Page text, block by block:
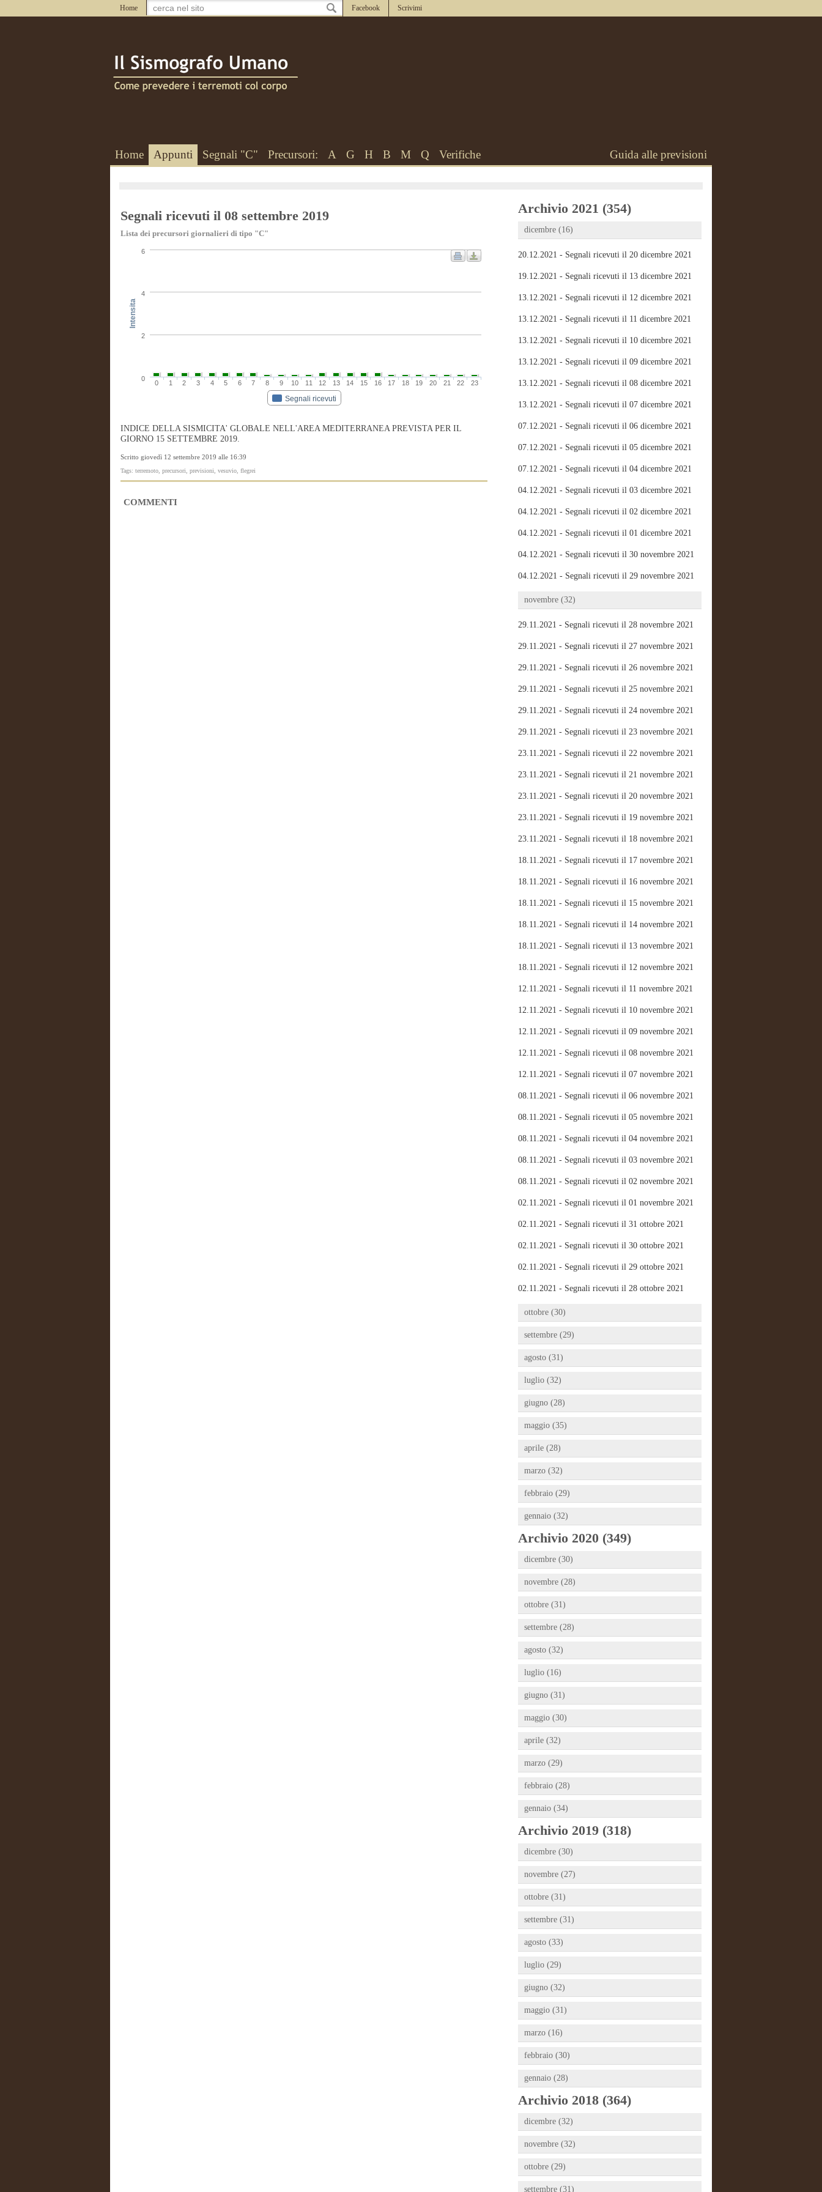
Home Facebook Scrivimi
Home Appunti Segnali "C" Precursori: A G H B M Q Verifiche Guida alle previsioni
Segnali ricevuti il 08 settembre 2019
Lista dei precursori giornalieri di tipo "C"
Intensita
Segnali ricevuti
0 1 2 3 4 5 6 7 8 9 10 11 12 13 14 15 16 17 18 19 20 21 22 23
0
2
4
6
INDICE DELLA SISMICITA' GLOBALE NELL'AREA MEDITERRANEA PREVISTA PER IL
GIORNO 15 SETTEMBRE 2019.
Scritto giovedì 12 settembre 2019 alle 16:39
Tags: terremoto, precursori, previsioni, vesuvio, flegrei
COMMENTI
Archivio 2021 (354)
dicembre (16)
20.12.2021 - Segnali ricevuti il 20 dicembre 2021
19.12.2021 - Segnali ricevuti il 13 dicembre 2021
13.12.2021 - Segnali ricevuti il 12 dicembre 2021
13.12.2021 - Segnali ricevuti il 11 dicembre 2021
13.12.2021 - Segnali ricevuti il 10 dicembre 2021
13.12.2021 - Segnali ricevuti il 09 dicembre 2021
13.12.2021 - Segnali ricevuti il 08 dicembre 2021
13.12.2021 - Segnali ricevuti il 07 dicembre 2021
07.12.2021 - Segnali ricevuti il 06 dicembre 2021
07.12.2021 - Segnali ricevuti il 05 dicembre 2021
07.12.2021 - Segnali ricevuti il 04 dicembre 2021
04.12.2021 - Segnali ricevuti il 03 dicembre 2021
04.12.2021 - Segnali ricevuti il 02 dicembre 2021
04.12.2021 - Segnali ricevuti il 01 dicembre 2021
04.12.2021 - Segnali ricevuti il 30 novembre 2021
04.12.2021 - Segnali ricevuti il 29 novembre 2021
novembre (32)
29.11.2021 - Segnali ricevuti il 28 novembre 2021
29.11.2021 - Segnali ricevuti il 27 novembre 2021
29.11.2021 - Segnali ricevuti il 26 novembre 2021
29.11.2021 - Segnali ricevuti il 25 novembre 2021
29.11.2021 - Segnali ricevuti il 24 novembre 2021
29.11.2021 - Segnali ricevuti il 23 novembre 2021
23.11.2021 - Segnali ricevuti il 22 novembre 2021
23.11.2021 - Segnali ricevuti il 21 novembre 2021
23.11.2021 - Segnali ricevuti il 20 novembre 2021
23.11.2021 - Segnali ricevuti il 19 novembre 2021
23.11.2021 - Segnali ricevuti il 18 novembre 2021
18.11.2021 - Segnali ricevuti il 17 novembre 2021
18.11.2021 - Segnali ricevuti il 16 novembre 2021
18.11.2021 - Segnali ricevuti il 15 novembre 2021
18.11.2021 - Segnali ricevuti il 14 novembre 2021
18.11.2021 - Segnali ricevuti il 13 novembre 2021
18.11.2021 - Segnali ricevuti il 12 novembre 2021
12.11.2021 - Segnali ricevuti il 11 novembre 2021
12.11.2021 - Segnali ricevuti il 10 novembre 2021
12.11.2021 - Segnali ricevuti il 09 novembre 2021
12.11.2021 - Segnali ricevuti il 08 novembre 2021
12.11.2021 - Segnali ricevuti il 07 novembre 2021
08.11.2021 - Segnali ricevuti il 06 novembre 2021
08.11.2021 - Segnali ricevuti il 05 novembre 2021
08.11.2021 - Segnali ricevuti il 04 novembre 2021
08.11.2021 - Segnali ricevuti il 03 novembre 2021
08.11.2021 - Segnali ricevuti il 02 novembre 2021
02.11.2021 - Segnali ricevuti il 01 novembre 2021
02.11.2021 - Segnali ricevuti il 31 ottobre 2021
02.11.2021 - Segnali ricevuti il 30 ottobre 2021
02.11.2021 - Segnali ricevuti il 29 ottobre 2021
02.11.2021 - Segnali ricevuti il 28 ottobre 2021
ottobre (30)
settembre (29)
agosto (31)
luglio (32)
giugno (28)
maggio (35)
aprile (28)
marzo (32)
febbraio (29)
gennaio (32)
Archivio 2020 (349)
dicembre (30)
novembre (28)
ottobre (31)
settembre (28)
agosto (32)
luglio (16)
giugno (31)
maggio (30)
aprile (32)
marzo (29)
febbraio (28)
gennaio (34)
Archivio 2019 (318)
dicembre (30)
novembre (27)
ottobre (31)
settembre (31)
agosto (33)
luglio (29)
giugno (32)
maggio (31)
marzo (16)
febbraio (30)
gennaio (28)
Archivio 2018 (364)
dicembre (32)
novembre (32)
ottobre (29)
settembre (31)